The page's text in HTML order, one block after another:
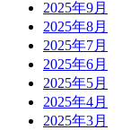
2025年9月
2025年8月
2025年7月
2025年6月
2025年5月
2025年4月
2025年3月